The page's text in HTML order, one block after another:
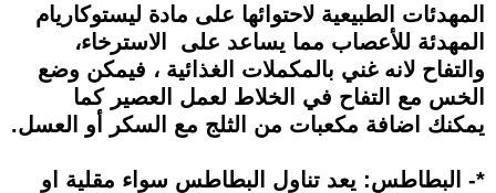
المهدئات الطبيعية لاحتوائها على مادة ليستوكاريام
المهدئة للأعصاب مما يساعد على الاسترخاء،
والتفاح لانه غني بالمكملات الغذائية ، فيمكن وضع
الخس مع التفاح في الخلاط لعمل العصير كما
يمكنك اضافة مكعبات من الثلج مع السكر أو العسل.
*- البطاطس: يعد تناول البطاطس سواء مقلية او